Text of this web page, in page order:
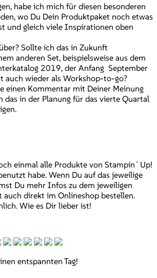
habe ich mich für diesen besonderen
wo Du Dein Produktpaket noch etwas
und gleich viele Inspirationen oben
Sollte ich das in Zukunft
anderen Set, beispielsweise aus dem
2019, der Anfang September
auch wieder als Workshop-to-go?
einen Kommentar mit Deiner Meinung
das in der Planung für das vierte Quartal
einmal alle Produkte von Stampin`Up!
habe. Wenn Du auf das jeweilige
Du mehr Infos zu dem jeweiligen
auch direkt im Onlineshop bestellen.
Wie es Dir lieber ist!
entspannten Tag!